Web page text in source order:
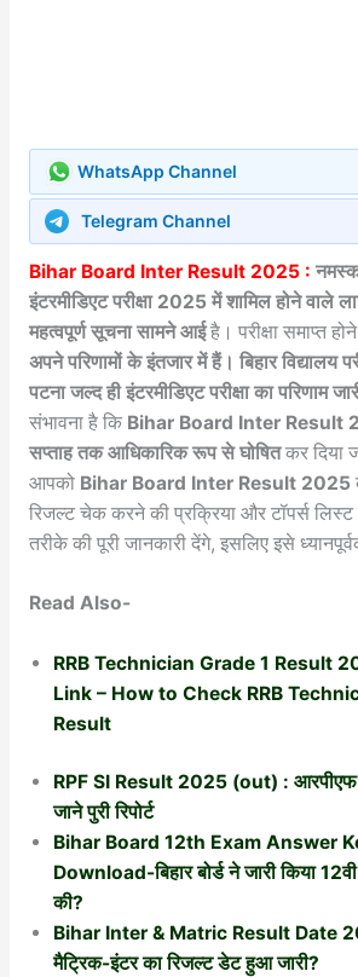
WhatsApp Channel
Telegram Channel
Bihar Board Inter Result 2025 :
इंटरमीडिएट परीक्षा 2025 में शामिल होने वाले
महत्वपूर्ण सूचना सामने आईहै। परीक्षा समाप्त
अपने परिणामों के इंतजार में हैं। बिहार विद्यालय
पटना जल्द ही इंटरमीडिएट परीक्षा का परिणाम
संभावना है कि Bihar Board Inter Result
सप्ताह तक आधिकारिक रूप से घोषितकर दिया
आपको Bihar Board Inter Result 2025
रिजल्ट चेक करने की प्रक्रिया और टॉपर्स
तरीके की पूरी जानकारी देंगे, इसलिए इसे
Read Also-
RRB Technician Grade 1 Result
Link – How to Check RRB
Result
RPF SI Result 2025 (out) : आरपीएफ
जाने पुरी रिपोर्ट
Bihar Board 12th Exam Answer
Download-बिहार बोर्ड ने जारी किया
की?
Bihar Inter & Matric Result Date
मैट्रिक-इंटर का रिजल्ट डेट हुआ जारी?